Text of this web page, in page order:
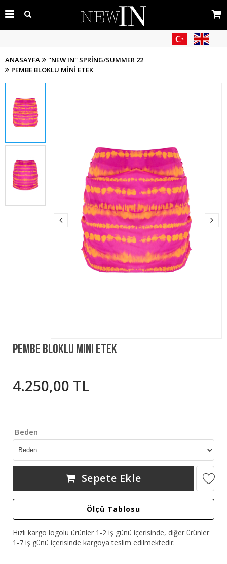
ANASAYFA
''NEW IN'' SPRING/SUMMER 22
PEMBE BLOKLU MINI ETEK
Pembe Bloklu Mini Etek
4.250,00 TL
Beden
Sepete Ekle
Ölçü Tablosu
Hızlı kargo logolu ürünler 1-2 iş günü içerisinde, diğer ürünler
1-7 iş günü içerisinde kargoya teslim edilmektedir.